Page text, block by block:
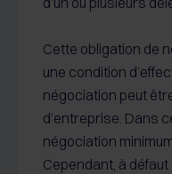
Cette obligation de
une condition
négociation peut
d’entreprise. Dans
négociation
Cependant, à